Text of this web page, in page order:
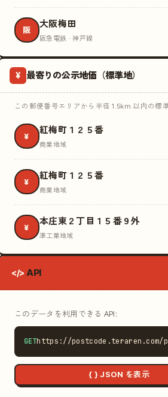
阪
大阪梅田
阪急電鉄 · 神戸線
¥ 最寄りの公示地価（標準地）
この郵便番号エリアから半径 1.5km 以内の標
¥
紅梅町１２５番
商業地域
¥
紅梅町１２５番
商業地域
¥
本庄東２丁目１５番９外
準工業地域
</> API
このデータを利用できる API:
GEThttps://postcode.teraren.com/
{ } JSON を表示